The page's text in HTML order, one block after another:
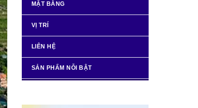
MẶT BẰNG
VỊ TRÍ
LIÊN HỆ
SẢN PHẨM NỖI BẬT